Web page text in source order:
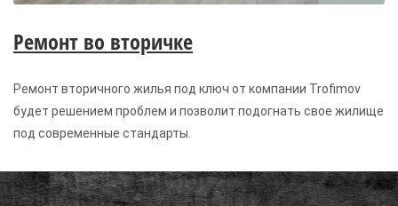
Ремонт во вторичке
Ремонт вторичного жилья под ключ от компании Trofimov
будет решением проблем и позволит подогнать свое жилище
под современные стандарты.